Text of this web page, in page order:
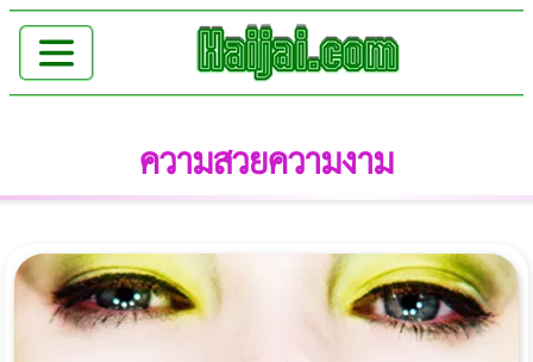
ความสวยความงาม